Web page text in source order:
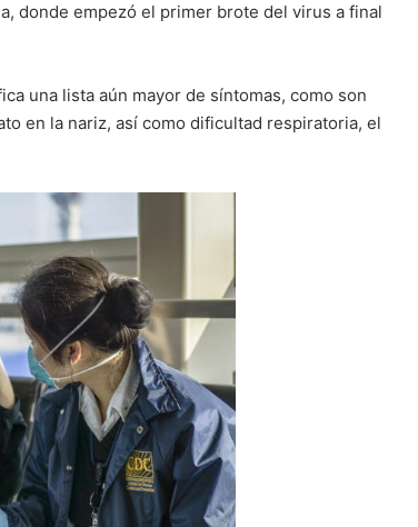
donde empezó el primer brote del virus a final
una lista aún mayor de síntomas, como son
en la nariz, así como dificultad respiratoria, el